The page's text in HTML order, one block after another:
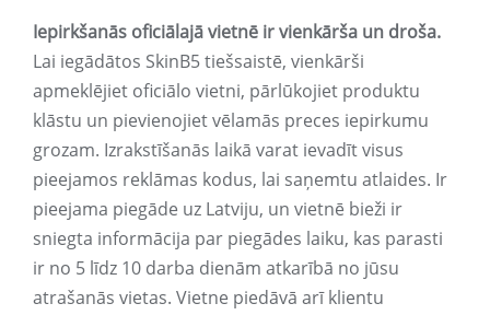
Iepirkšanās oficiālajā vietnē ir vienkārša un droša.
Lai iegādātos SkinB5 tiešsaistē, vienkārši
apmeklējiet oficiālo vietni, pārlūkojiet produktu
klāstu un pievienojiet vēlamās preces iepirkumu
grozam. Izrakstīšanās laikā varat ievadīt visus
pieejamos reklāmas kodus, lai saņemtu atlaides. Ir
pieejama piegāde uz Latviju, un vietnē bieži ir
sniegta informācija par piegādes laiku, kas parasti
ir no 5 līdz 10 darba dienām atkarībā no jūsu
atrašanās vietas. Vietne piedāvā arī klientu